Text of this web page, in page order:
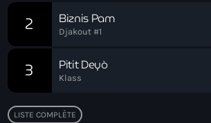
2 Biznis Pam
Djakout #1
3 Pitit Deyò
Klass
LISTE COMPLÈTE